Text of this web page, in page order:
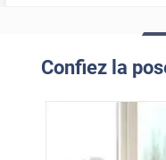
Confiez la